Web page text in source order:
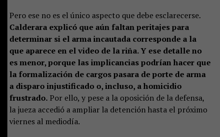
Pero ese no es el único aspecto que debe esclarecerse.
Calderara explicó que aún faltan peritajes para
determinar si el arma incautada corresponde a la
que aparece en el video de la riña. Y ese detalle no
es menor, porque las implicancias podrían hacer que
la formalización de cargos pasara de porte de arma
a disparo injustificado o, incluso, a homicidio
frustrado.Por ello, y pese a la oposición de la defensa,
la jueza accedió a ampliar la detención hasta el próximo
viernes al mediodía.